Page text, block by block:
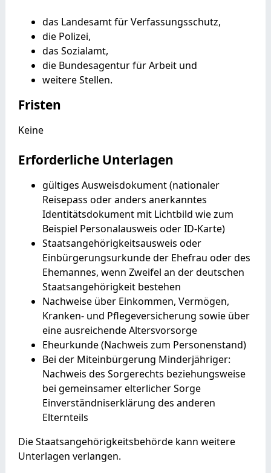
das Landesamt für Verfassungsschutz,
die Polizei,
das Sozialamt,
die Bundesagentur für Arbeit und
weitere Stellen.
Fristen
Keine
Erforderliche Unterlagen
gültiges Ausweisdokument (nationaler
Reisepass oder anders anerkanntes
Identitätsdokument mit Lichtbild wie zum
Beispiel Personalausweis oder ID-Karte)
Staatsangehörigkeitsausweis oder
Einbürgerungsurkunde der Ehefrau oder des
Ehemannes, wenn Zweifel an der deutschen
Staatsangehörigkeit bestehen
Nachweise über Einkommen, Vermögen,
Kranken- und Pflegeversicherung sowie über
eine ausreichende Altersvorsorge
Eheurkunde (Nachweis zum Personenstand)
Bei der Miteinbürgerung Minderjähriger:
Nachweis des Sorgerechts beziehungsweise
bei gemeinsamer elterlicher Sorge
Einverständniserklärung des anderen
Elternteils
Die Staatsangehörigkeitsbehörde kann weitere
Unterlagen verlangen.